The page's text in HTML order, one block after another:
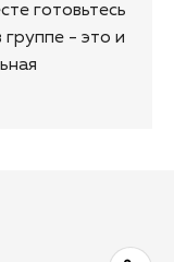
готовьтесь
группе - это и